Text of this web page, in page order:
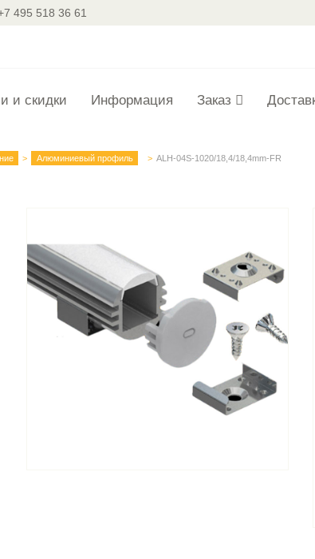
495 518 36 61
и скидки Информация Заказ
Алюминиевый профиль ALH-04S-1020/18,4/18,4mm-FR